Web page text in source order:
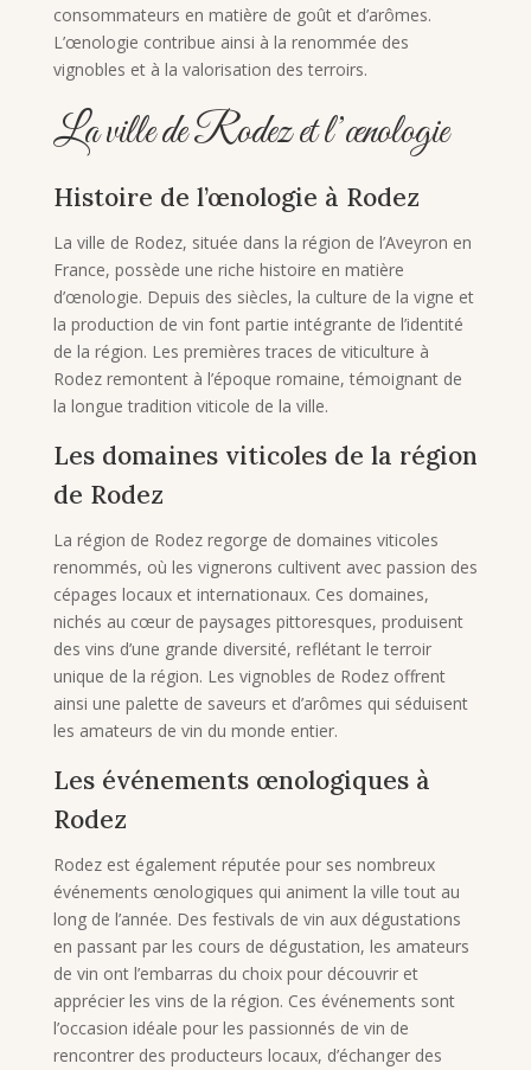
consommateurs en matière de goût et d’arômes.
L’œnologie contribue ainsi à la renommée des
vignobles et à la valorisation des terroirs.
La ville de Rodez et l’œnologie
Histoire de l’œnologie à Rodez
La ville de Rodez, située dans la région de l’Aveyron en
France, possède une riche histoire en matière
d’œnologie. Depuis des siècles, la culture de la vigne et
la production de vin font partie intégrante de l’identité
de la région. Les premières traces de viticulture à
Rodez remontent à l’époque romaine, témoignant de
la longue tradition viticole de la ville.
Les domaines viticoles de la région
de Rodez
La région de Rodez regorge de domaines viticoles
renommés, où les vignerons cultivent avec passion des
cépages locaux et internationaux. Ces domaines,
nichés au cœur de paysages pittoresques, produisent
des vins d’une grande diversité, reflétant le terroir
unique de la région. Les vignobles de Rodez offrent
ainsi une palette de saveurs et d’arômes qui séduisent
les amateurs de vin du monde entier.
Les événements œnologiques à
Rodez
Rodez est également réputée pour ses nombreux
événements œnologiques qui animent la ville tout au
long de l’année. Des festivals de vin aux dégustations
en passant par les cours de dégustation, les amateurs
de vin ont l’embarras du choix pour découvrir et
apprécier les vins de la région. Ces événements sont
l’occasion idéale pour les passionnés de vin de
rencontrer des producteurs locaux, d’échanger des